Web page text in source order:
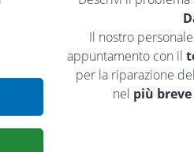
Il nostro
appuntamento con il
per la riparazione
nel più